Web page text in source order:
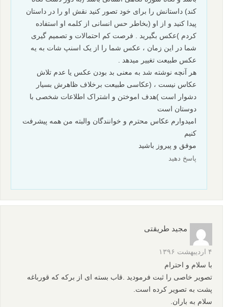
کند) داستانش را برای خود تصور کنید نقش او را در داستان
پیدا کنید و از او (بخاطر حس انسانی از کلمه او استفاده
کردم )عکس بگیرید . فرصت کم احتمالات و تصمیم گیری
شما در این زمان ، عکس شما را از یک اسنپ شات به یه
عکس طبیعت تغییر میدهد .
هر آنچه نوشته شد به معنی بد بودن عکس یا عدم تلاش
عکاس نیست ، (عکاسی طبیعت برخلاف ظاهرش بسیار
دشوار است )هدف اموختن و اشتراک اطلاعات شخصی با
دوستان است
امیدوارم عکاس محترم و خوانندگان والبته من همه پیشرفت
کنیم
موفق و پیروز باشید
پاسخ دهید
مجید طریقتی
۴ اردیبهشت ۱۳۹۶
با سلام و احترام
تصویر خاصی را ثبت فرمودید .قاب بسته ای از برکه که قورباغه
پشت به تصویر کرده است.
سلام به باران.